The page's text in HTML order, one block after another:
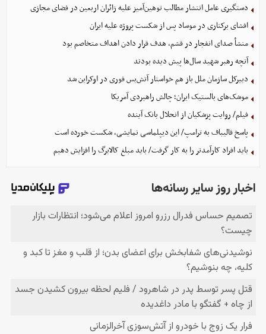
دستگیری عامل انتشار مطالب توهین‌آمیز علیه زائران اربعین در فضای مجازی
افشای برکناری در موساد پس از شکست پروژه علیه ایران
منشأ صدای انفجار در قشم، هدف قرار دادن اهداف متخاصم بود
آنچه رهبر شهید سال‌ها پیش دیده بودند
دبیرکل سازمان ملل باز هم خواستار آتش‌بس فوری در اوکراین شد
موشک‌های بالستیک ایران؛ چالش راهبردی آمریکا
فیلم/ روایت پزشکیان از انحلال بانک آینده
پاسخ قالیباف به ترامپ/ این دیپلماسی نمایشی، شکست خورده است
باید افراد کارآمدتر را به کار گرفت/ باید مبلغ کالابرگ را افزایش دهیم